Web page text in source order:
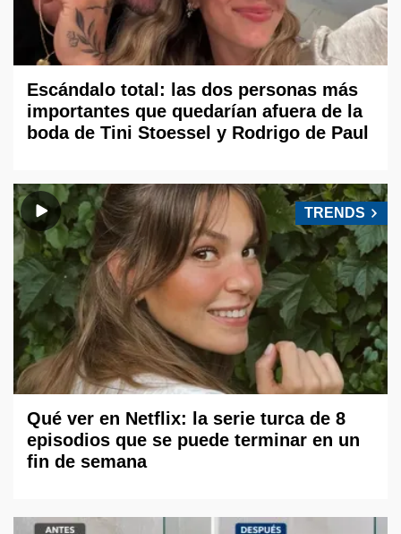
Escándalo total: las dos personas más
importantes que quedarían afuera de la
boda de Tini Stoessel y Rodrigo de Paul
TRENDS
Qué ver en Netflix: la serie turca de 8
episodios que se puede terminar en un
fin de semana